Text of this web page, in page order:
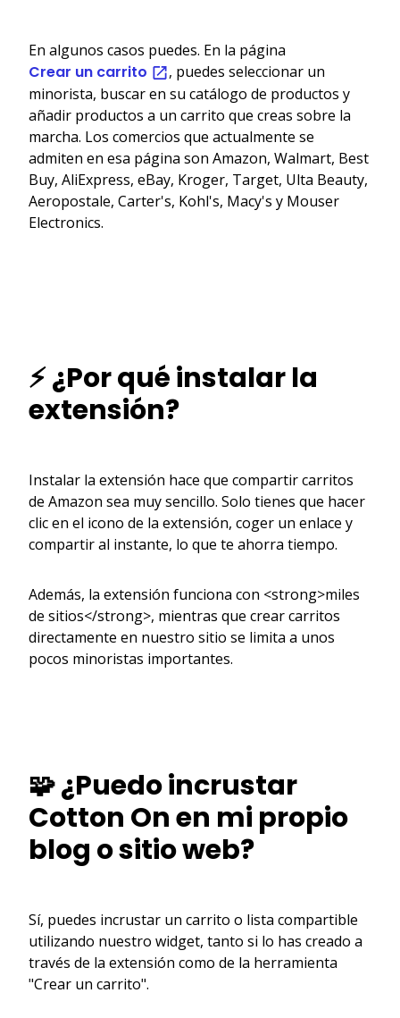
En algunos casos puedes. En la página
Crear un carrito
, puedes seleccionar un
minorista, buscar en su catálogo de productos y
añadir productos a un carrito que creas sobre la
marcha. Los comercios que actualmente se
admiten en esa página son Amazon, Walmart, Best
Buy, AliExpress, eBay, Kroger, Target, Ulta Beauty,
Aeropostale, Carter's, Kohl's, Macy's y Mouser
Electronics.
⚡ ¿Por qué instalar la
extensión?
Instalar la extensión hace que compartir carritos
de Amazon sea muy sencillo. Solo tienes que hacer
clic en el icono de la extensión, coger un enlace y
compartir al instante, lo que te ahorra tiempo.
Además, la extensión funciona con <strong>miles
de sitios</strong>, mientras que crear carritos
directamente en nuestro sitio se limita a unos
pocos minoristas importantes.
🧩 ¿Puedo incrustar
Cotton On en mi propio
blog o sitio web?
Sí, puedes incrustar un carrito o lista compartible
utilizando nuestro widget, tanto si lo has creado a
través de la extensión como de la herramienta
"Crear un carrito".